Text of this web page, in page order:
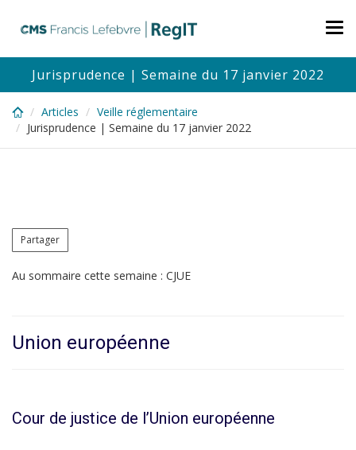
content
Jurisprudence | Semaine du 17 janvier 2022
Articles
Veille réglementaire
Jurisprudence | Semaine du 17 janvier 2022
Partager
Au sommaire cette semaine : CJUE
Union européenne
Cour de justice de l’Union européenne